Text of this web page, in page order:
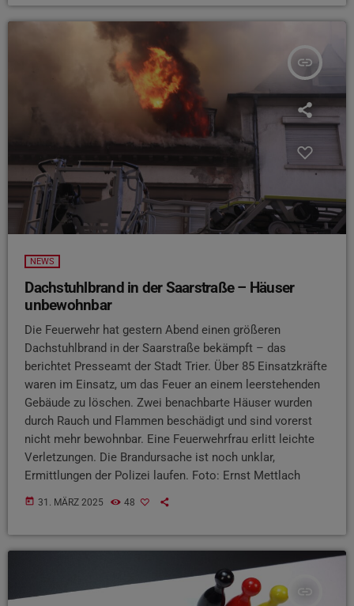
insert_link
NEWS
Dachstuhlbrand in der Saarstraße – Häuser
unbewohnbar
Die Feuerwehr hat gestern Abend einen größeren
Dachstuhlbrand in der Saarstraße bekämpft – das
berichtet Presseamt der Stadt Trier. Über 85 Einsatzkräfte
waren im Einsatz, um das Feuer an einem leerstehenden
Gebäude zu löschen. Zwei benachbarte Häuser wurden
durch Rauch und Flammen beschädigt und sind vorerst
nicht mehr bewohnbar. Eine Feuerwehrfrau erlitt leichte
Verletzungen. Die Brandursache ist noch unklar,
Ermittlungen der Polizei laufen. Foto: Ernst Mettlach
today 31. MÄRZ 2025 48
insert_link